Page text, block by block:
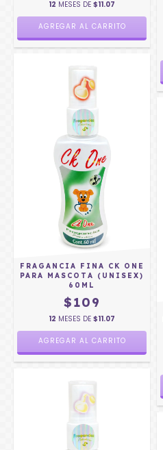
12 MESES DE $11.07
FRAGANCIA FINA CK ONE
PARA MASCOTA (UNISEX)
60ML
$109
12 MESES DE $11.07